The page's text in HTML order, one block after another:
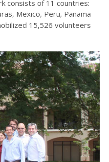
consists of 11 countries:
Mexico, Peru, Panama
15,526 volunteers